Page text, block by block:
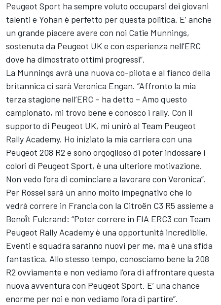
Peugeot Sport ha sempre voluto occuparsi dei giovani
talenti e Yohan è perfetto per questa politica. E’ anche
un grande piacere avere con noi Catie Munnings,
sostenuta da Peugeot UK e con esperienza nell’ERC
dove ha dimostrato ottimi progressi”.
La Munnings avrà una nuova co-pilota e al fianco della
britannica ci sarà Veronica Engan. “Affronto la mia
terza stagione nell’ERC – ha detto – Amo questo
campionato, mi trovo bene e conosco i rally. Con il
supporto di Peugeot UK, mi unirò al Team Peugeot
Rally Academy. Ho iniziato la mia carriera con una
Peugeot 208 R2 e sono orgoglioso di poter indossare i
colori di Peugeot Sport, è una ulteriore motivazione.
Non vedo l’ora di cominciare a lavorare con Veronica”.
Per Rossel sarà un anno molto impegnativo che lo
vedrà correre in Francia con la Citroën C3 R5 assieme a
Benoȋt Fulcrand: “Poter correre in FIA ERC3 con Team
Peugeot Rally Academy è una opportunità incredibile.
Eventi e squadra saranno nuovi per me, ma è una sfida
fantastica. Allo stesso tempo, conosciamo bene la 208
R2 ovviamente e non vediamo l’ora di affrontare questa
nuova avventura con Peugeot Sport. E’ una chance
enorme per noi e non vediamo l’ora di partire”.